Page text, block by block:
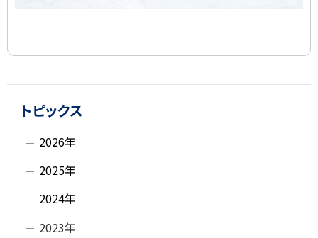
ト
トピックス
2026年
2025年
2024年
2023年